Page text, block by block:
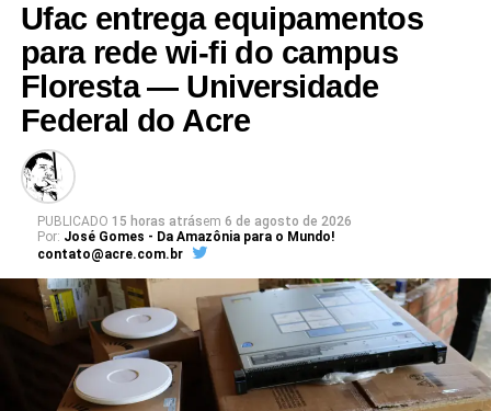
Leia Mais: UFAC
Ufac entrega equipamentos
para rede wi-fi do campus
Floresta — Universidade
Federal do Acre
PUBLICADO 15 horas atrásem 6 de agosto de 2026
Por: José Gomes - Da Amazônia para o Mundo!
contato@acre.com.br